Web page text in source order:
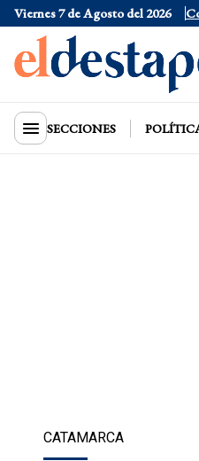
Viernes 7 de Agosto del 2026
Dólar Oficial $1520
SECCIONES
CATAMARCA